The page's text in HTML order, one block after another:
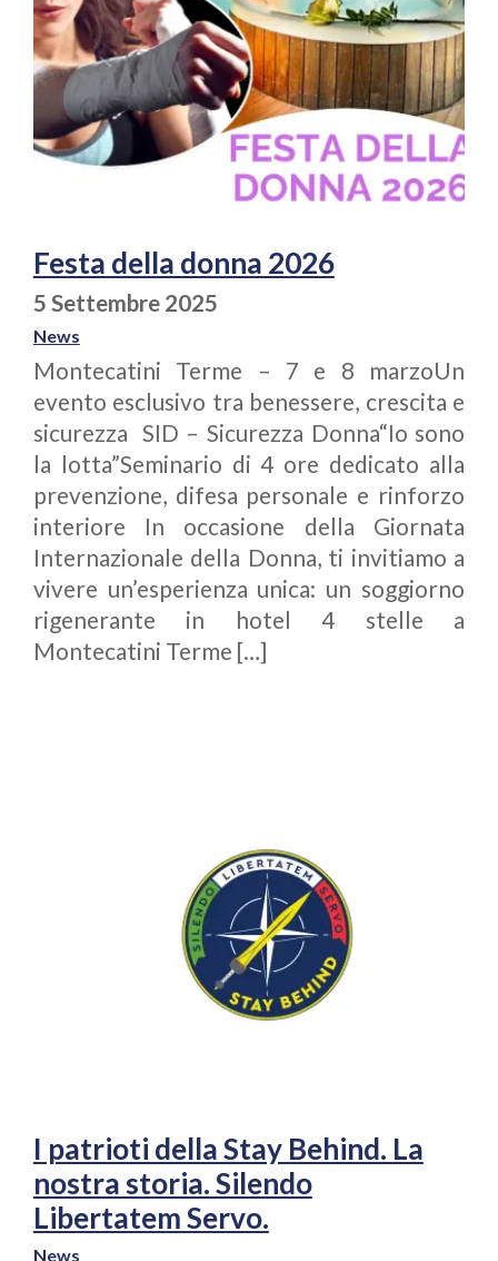
Festa della donna 2026
5 Settembre 2025
News
Montecatini Terme – 7 e 8 marzoUn
evento esclusivo tra benessere, crescita e
sicurezza SID – Sicurezza Donna“Io sono
la lotta”Seminario di 4 ore dedicato alla
prevenzione, difesa personale e rinforzo
interiore In occasione della Giornata
Internazionale della Donna, ti invitiamo a
vivere un’esperienza unica: un soggiorno
rigenerante in hotel 4 stelle a
Montecatini Terme […]
I patrioti della Stay Behind. La
nostra storia. Silendo
Libertatem Servo.
News